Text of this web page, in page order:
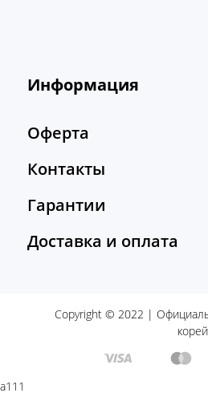
Информация
Оферта
Контакты
Гарантии
Доставка и оплата
Copyright © 2022 |
a111